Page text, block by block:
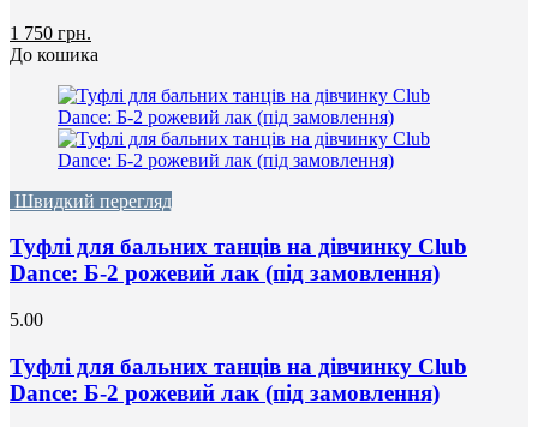
1 750 грн.
До кошика
Швидкий перегляд
Туфлі для бальних танців на дівчинку Club
Dance: Б-2 рожевий лак (під замовлення)
5.00
Туфлі для бальних танців на дівчинку Club
Dance: Б-2 рожевий лак (під замовлення)